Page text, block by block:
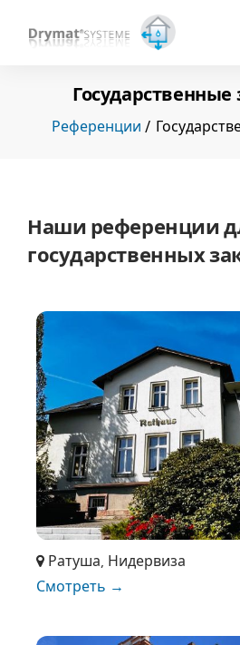
Государственные
Референции
Наши референции
государственных
Ратуша, Нидервиза
Смотреть →